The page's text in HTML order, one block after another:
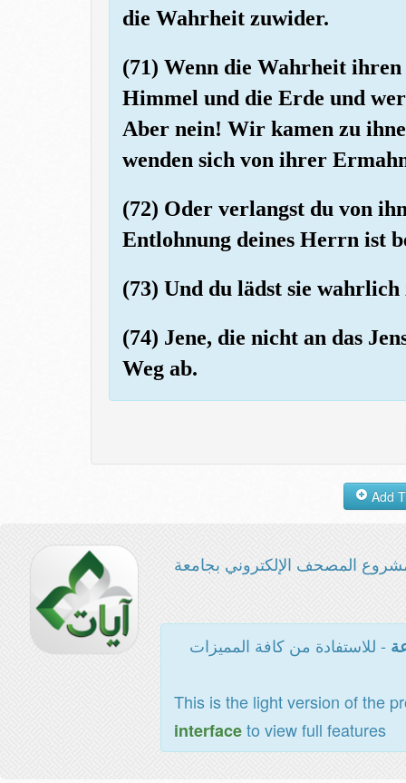
die Wahrheit zuwider.
(71) Wenn die Wahrheit
Himmel und die Erde und
Aber nein! Wir kamen zu
wenden sich von ihrer
(72) Oder verlangst du von
Entlohnung deines Herrn ist
(73) Und du lädst sie
(74) Jene, die nicht an das
Weg ab.
المصحف الإلكتروني بجامعة
- للاستفادة من كافة المميزات
This is the light version of the
interfaceto view full features